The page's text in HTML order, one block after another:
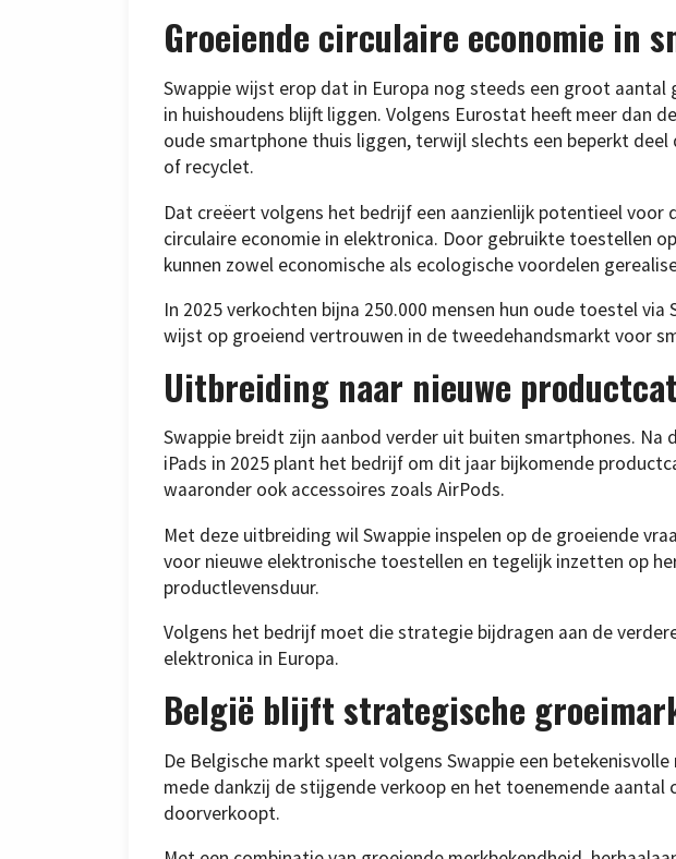
Groeiende circulaire economie in
Swappie wijst erop dat in Europa nog steeds een groot
in huishoudens blijft liggen. Volgens Eurostat heeft meer dan
oude smartphone thuis liggen, terwijl slechts een beperkt
of recyclet.
Dat creëert volgens het bedrijf een aanzienlijk potentieel voor
circulaire economie in elektronica. Door gebruikte toestellen
kunnen zowel economische als ecologische voordelen
In 2025 verkochten bijna 250.000 mensen hun oude toestel
wijst op groeiend vertrouwen in de tweedehandsmarkt voor
Uitbreiding naar nieuwe
Swappie breidt zijn aanbod verder uit buiten smartphones. Na
iPads in 2025 plant het bedrijf om dit jaar bijkomende
waaronder ook accessoires zoals AirPods.
Met deze uitbreiding wil Swappie inspelen op de groeiende
voor nieuwe elektronische toestellen en tegelijk inzetten op
productlevensduur.
Volgens het bedrijf moet die strategie bijdragen aan de
elektronica in Europa.
België blijft strategische
De Belgische markt speelt volgens Swappie een
mede dankzij de stijgende verkoop en het toenemende
doorverkoopt.